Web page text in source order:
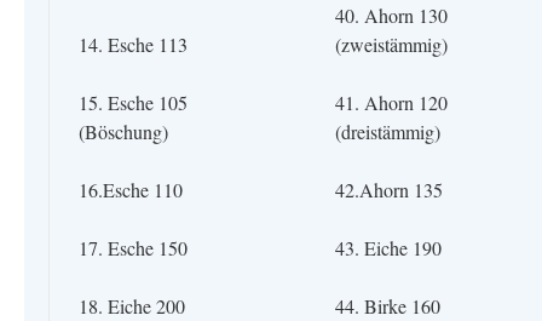
14. Esche 113
15. Esche 105
(Böschung)
16.Esche 110
17. Esche 150
18. Eiche 200
40. Ahorn 130
(zweistämmig)
41. Ahorn 120
(dreistämmig)
42.Ahorn 135
43. Eiche 190
44. Birke 160